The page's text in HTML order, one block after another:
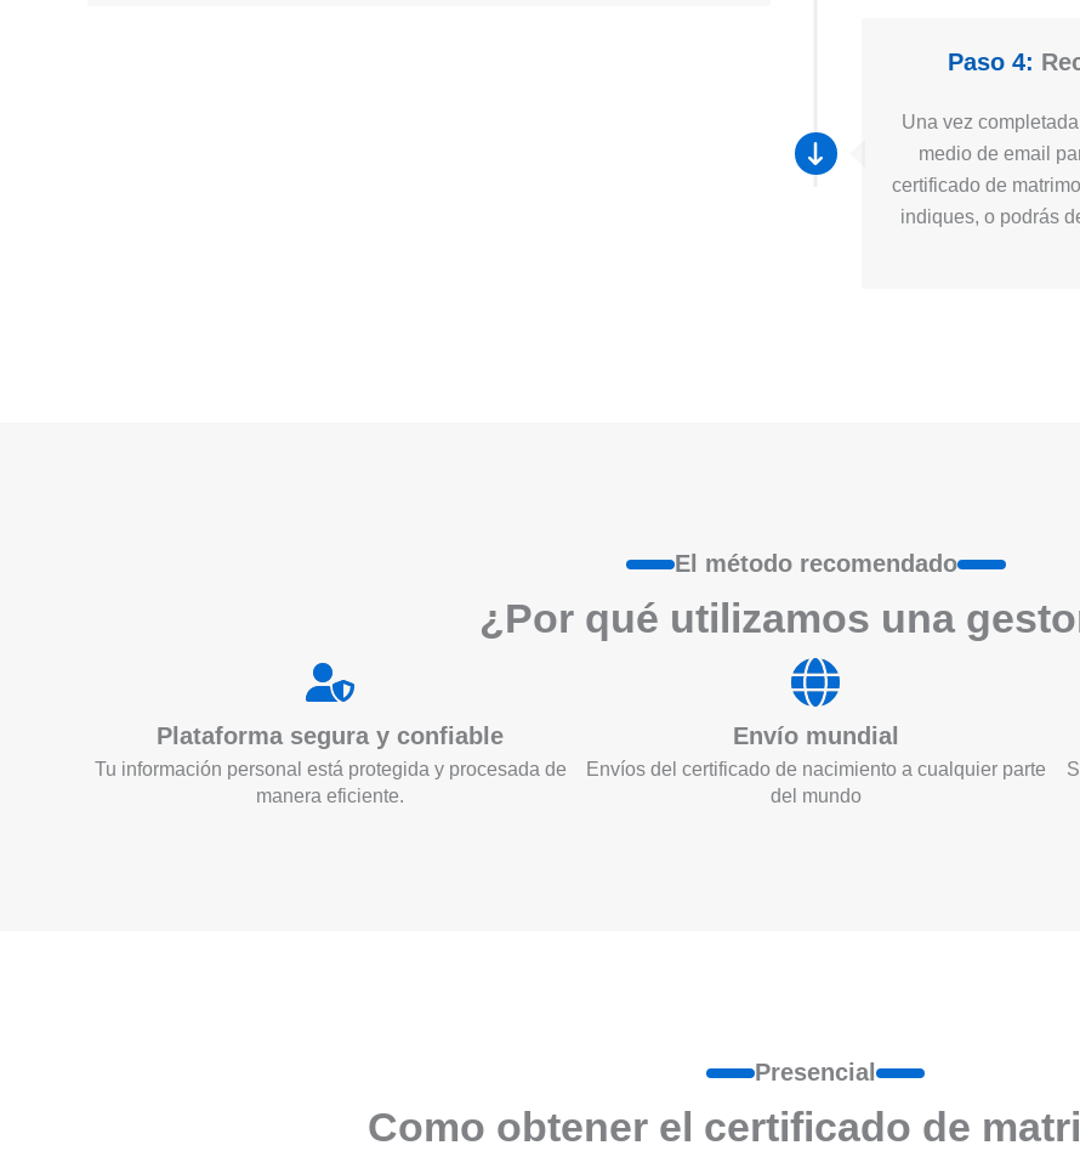
Paso 4:
Una vez
medio de email
certificado de
indiques, o podrás
El método recomendado
¿Por qué utilizamos una
Plataforma segura y confiable
Tu información personal está protegida y procesada de
manera eficiente.
Envío mundial
Envíos del certificado de nacimiento a cualquier parte
del mundo
Presencial
Como obtener el certificado de